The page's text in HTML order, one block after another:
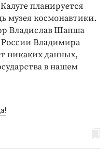
планируется
музея космонавтики.
Владислав Шапша
Владимира
никаких данных,
в нашем